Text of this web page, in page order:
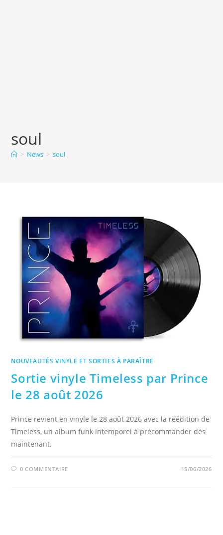
soul
> News > soul
NOUVEAUTÉS VINYLE ET SORTIES À PARAÎTRE
Sortie vinyle Timeless par Prince
le 28 août 2026
Prince revient en vinyle le 28 août 2026 avec la réédition de
Timeless, un album funk intemporel à précommander dès
maintenant.
0 COMMENTAIRE 15/06/2026